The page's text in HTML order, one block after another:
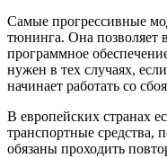
Самые прогрессивные
тюнинга. Она позволяет
программное
нужен в тех случаях,
начинает работать со
В европейских странах
транспортные средства,
обязаны проходить